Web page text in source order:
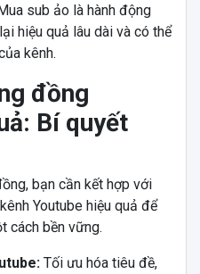
sub ảo là hành động
hiệu quả lâu dài và có thể
kênh.
đồng
Bí quyết
bạn cần kết hợp với
Youtube hiệu quả để
cách bền vững.
Tối ưu hóa tiêu đề,